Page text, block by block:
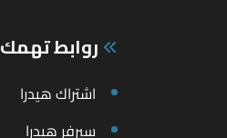
روابط تهمك
اشتراك هيدرا
سيرفر هيدرا